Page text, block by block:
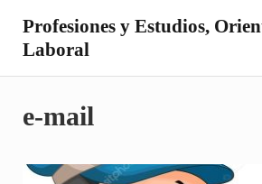
Profesiones y Estudios,
Laboral
e-mail